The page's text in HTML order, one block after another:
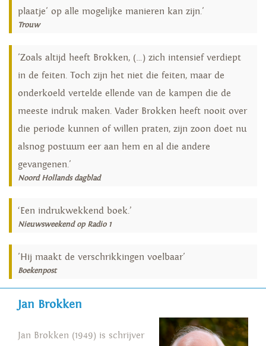
plaatje' op alle mogelijke manieren kan zijn.'
Trouw
'Zoals altijd heeft Brokken, (…) zich intensief verdiept
in de feiten. Toch zijn het niet die feiten, maar de
onderkoeld vertelde ellende van de kampen die de
meeste indruk maken. Vader Brokken heeft nooit over
die periode kunnen of willen praten, zijn zoon doet nu
alsnog postuum eer aan hem en al die andere
gevangenen.'
Noord Hollands dagblad
‘Een indrukwekkend boek.’
Nieuwsweekend op Radio 1
'Hij maakt de verschrikkingen voelbaar'
Boekenpost
Jan Brokken
Jan Brokken (1949) is schrijver